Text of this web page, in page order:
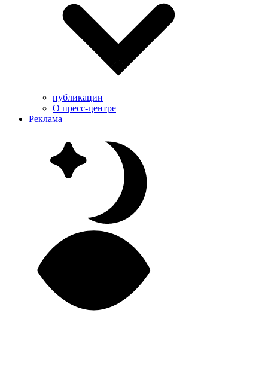
публикации
О пресс-центре
Реклама